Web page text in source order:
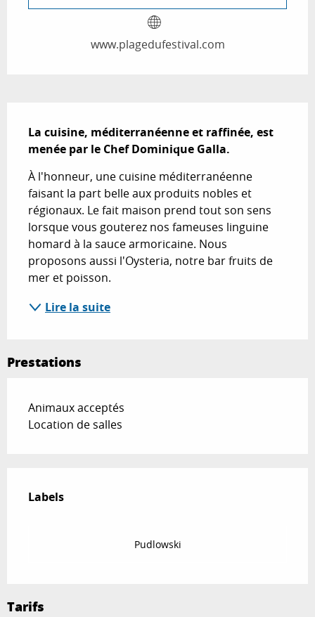
www.plagedufestival.com
La cuisine, méditerranéenne et raffinée, est
menée par le Chef Dominique Galla.
À l'honneur, une cuisine méditerranéenne
faisant la part belle aux produits nobles et
régionaux. Le fait maison prend tout son sens
lorsque vous gouterez nos fameuses linguine
homard à la sauce armoricaine. Nous
proposons aussi l'Oysteria, notre bar fruits de
mer et poisson.
Lire la suite
Prestations
Animaux acceptés
Location de salles
Labels
Labels
Pudlowski
Tarifs